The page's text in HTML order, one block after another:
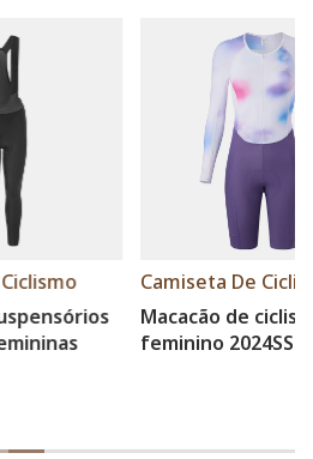
Camiseta De Ciclismo
Macacão de ciclismo
feminino 2024SSS5228